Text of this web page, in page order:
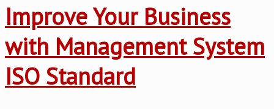
Improve Your Business
with Management System
ISO Standard